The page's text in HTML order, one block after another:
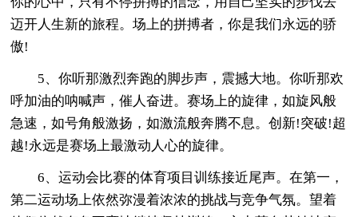
迈开人生新的旅程。场上的拼搏者，你是我们永远的骄
傲!
5、你听那激烈奔跑的脚步声，震撼大地。你听那欢
呼加油的呐喊声，催人奋进。赛场上的旋律，如旋风般
急速，如号角般激扬，如激流般奔腾不息。创新!突破!超
越!永远是赛场上最激动人心的旋律。
6、运动会比赛的体育项目训练接近尾声。在第一，
第二运动场上依然弥漫着浓浓的挑战与竞争气氛。望着